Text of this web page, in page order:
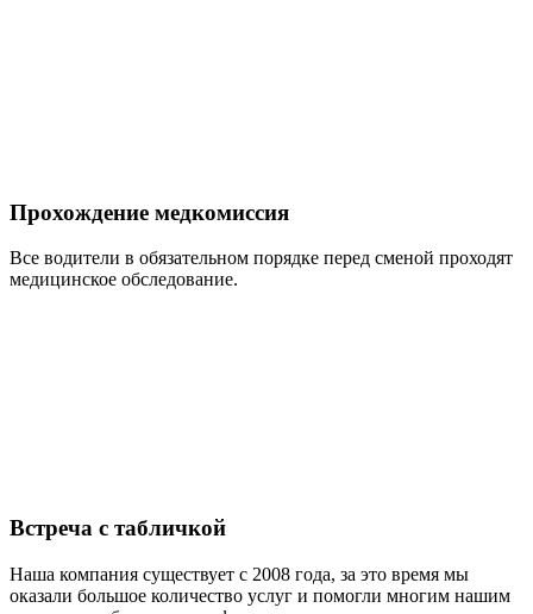
Прохождение медкомиссия
Все водители в обязательном порядке перед сменой проходят
медицинское обследование.
Встреча с табличкой
Наша компания существует с 2008 года, за это время мы
оказали большое количество услуг и помогли многим нашим